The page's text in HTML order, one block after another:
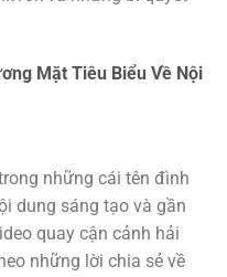
Mặt Tiêu Biểu Về Nội
những cái tên đình
dung sáng tạo và gần
quay cận cảnh hải
những lời chia sẻ về